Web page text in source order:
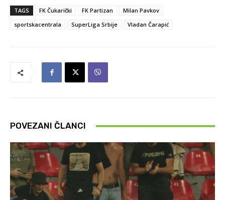
TAGS FK Čukarički FK Partizan
Milan Pavkov
sportskacentrala
SuperLiga Srbije Vladan Čarapić
POVEZANI ČLANCI